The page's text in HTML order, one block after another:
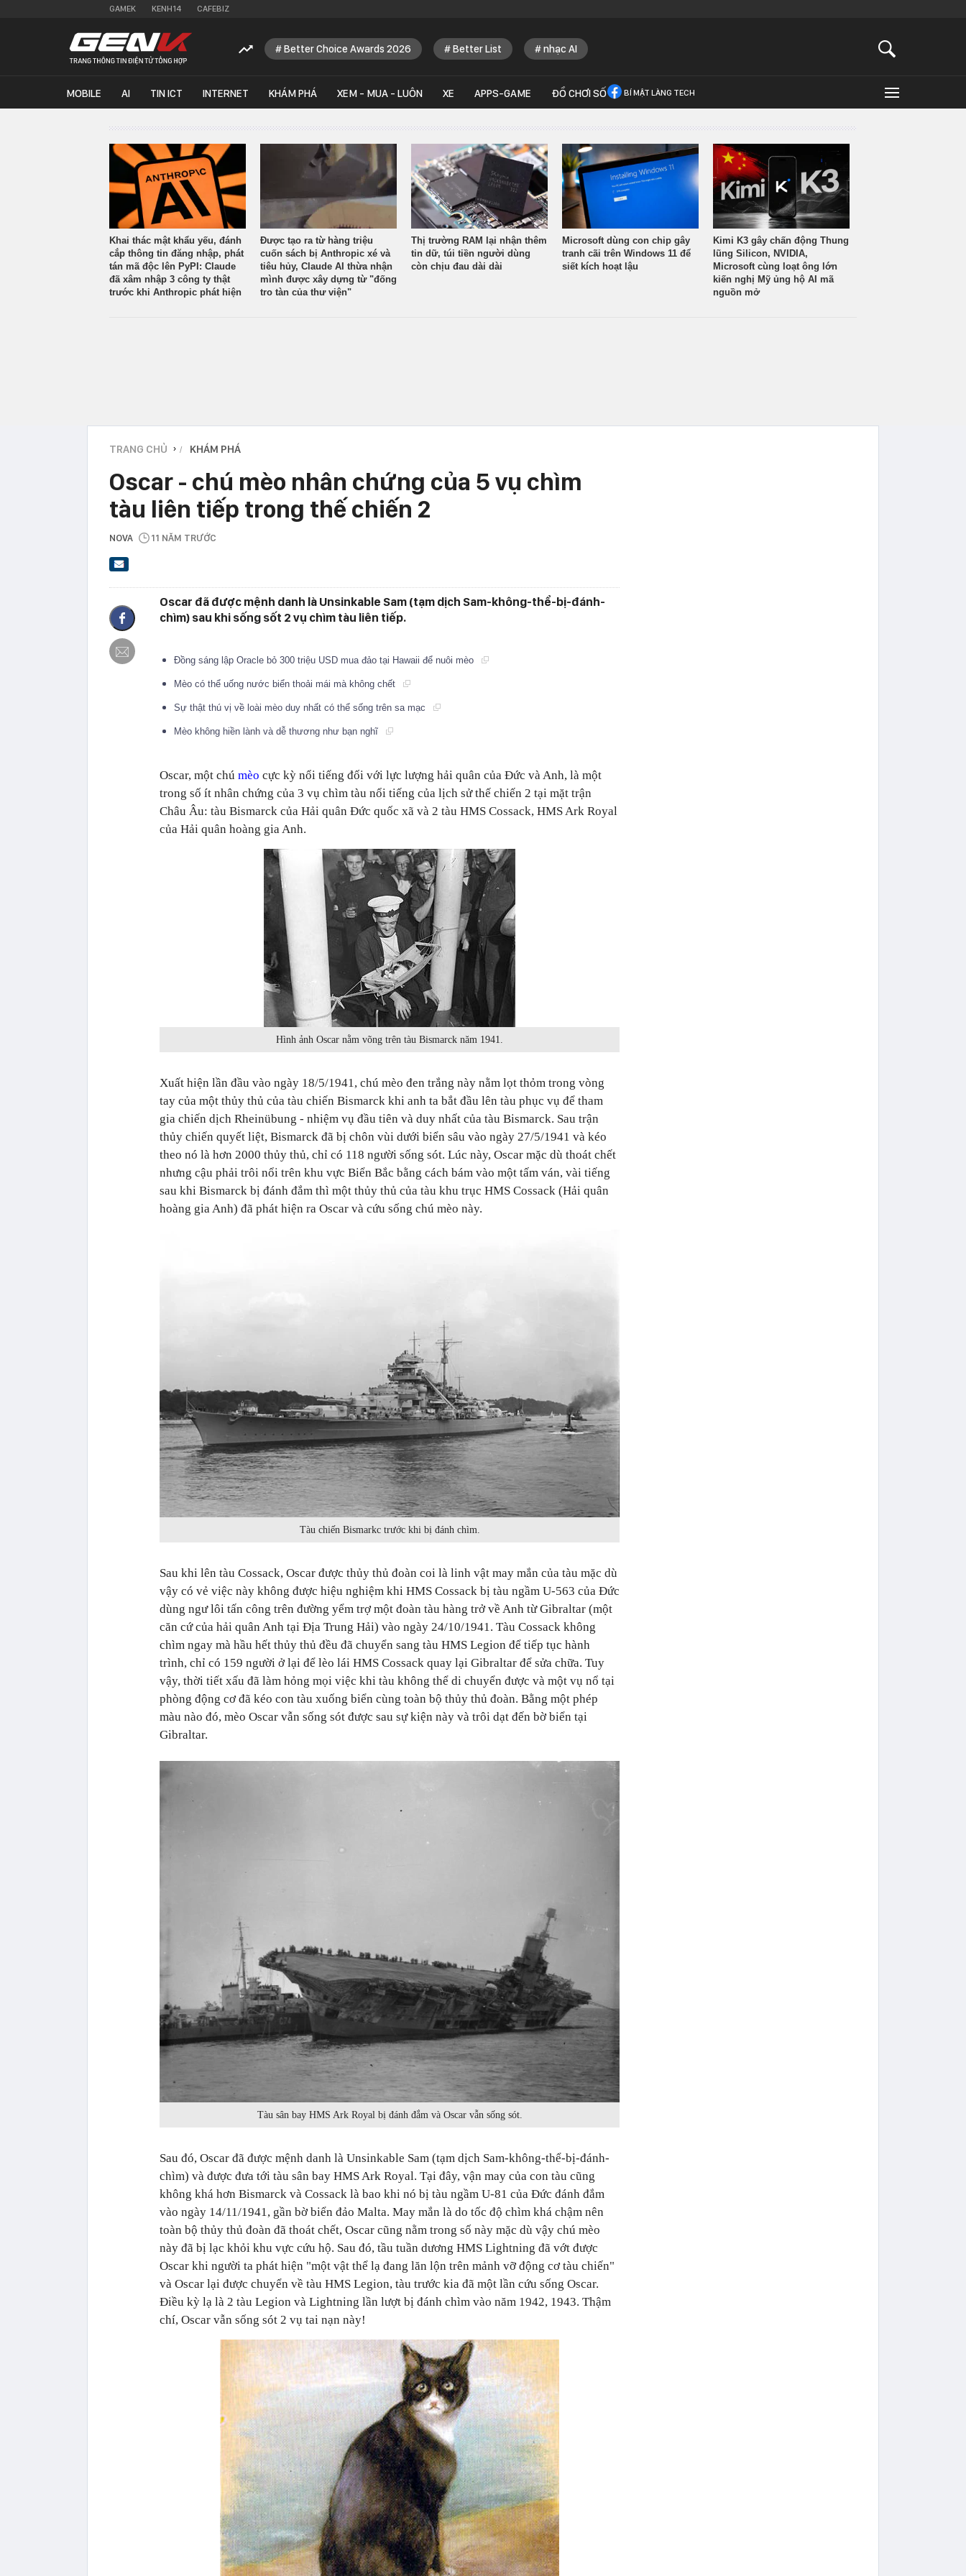
GAMEK KENH14 CAFEBIZ
Better Choice Awards 2026 Better List nhạc AI
MOBILE AI TIN ICT INTERNET KHÁM PHÁ XEM - MUA - LUÔN XE APPS-GAME ĐỒ CHƠI SỐ BÍ MẬT LÀNG TECH
Khai thác mật khẩu yếu, đánh
cắp thông tin đăng nhập, phát
tán mã độc lên PyPI: Claude
đã xâm nhập 3 công ty thật
trước khi Anthropic phát hiện
Được tạo ra từ hàng triệu
cuốn sách bị Anthropic xé và
tiêu hủy, Claude AI thừa nhận
mình được xây dựng từ "đống
tro tàn của thư viện"
Thị trường RAM lại nhận thêm
tin dữ, túi tiền người dùng
còn chịu đau dài dài
Microsoft dùng con chip gây
tranh cãi trên Windows 11 để
siết kích hoạt lậu
Kimi K3 gây chấn động Thung
lũng Silicon, NVIDIA,
Microsoft cùng loạt ông lớn
kiến nghị Mỹ ủng hộ AI mã
nguồn mở
TRANG CHỦ › KHÁM PHÁ
Oscar - chú mèo nhân chứng của 5 vụ chìm
tàu liên tiếp trong thế chiến 2
NOVA 11 NĂM TRƯỚC
Oscar đã được mệnh danh là Unsinkable Sam (tạm dịch Sam-không-thể-bị-đánh-
chìm) sau khi sống sốt 2 vụ chìm tàu liên tiếp.
Đồng sáng lập Oracle bỏ 300 triệu USD mua đảo tại Hawaii để nuôi mèo
Mèo có thể uống nước biển thoải mái mà không chết
Sự thật thú vị về loài mèo duy nhất có thể sống trên sa mạc
Mèo không hiền lành và dễ thương như bạn nghĩ
Oscar, một chú mèo cực kỳ nổi tiếng đối với lực lượng hải quân của Đức và Anh, là một
trong số ít nhân chứng của 3 vụ chìm tàu nổi tiếng của lịch sử thế chiến 2 tại mặt trận
Châu Âu: tàu Bismarck của Hải quân Đức quốc xã và 2 tàu HMS Cossack, HMS Ark Royal
của Hải quân hoàng gia Anh.
Hình ảnh Oscar nằm võng trên tàu Bismarck năm 1941.
Xuất hiện lần đầu vào ngày 18/5/1941, chú mèo đen trắng này nằm lọt thỏm trong vòng
tay của một thủy thủ của tàu chiến Bismarck khi anh ta bắt đầu lên tàu phục vụ để tham
gia chiến dịch Rheinübung - nhiệm vụ đầu tiên và duy nhất của tàu Bismarck. Sau trận
thủy chiến quyết liệt, Bismarck đã bị chôn vùi dưới biển sâu vào ngày 27/5/1941 và kéo
theo nó là hơn 2000 thủy thủ, chỉ có 118 người sống sót. Lúc này, Oscar mặc dù thoát chết
nhưng cậu phải trôi nổi trên khu vực Biển Bắc bằng cách bám vào một tấm ván, vài tiếng
sau khi Bismarck bị đánh đắm thì một thủy thủ của tàu khu trục HMS Cossack (Hải quân
hoàng gia Anh) đã phát hiện ra Oscar và cứu sống chú mèo này.
Tàu chiến Bismarkc trước khi bị đánh chìm.
Sau khi lên tàu Cossack, Oscar được thủy thủ đoàn coi là linh vật may mắn của tàu mặc dù
vậy có vẻ việc này không được hiệu nghiệm khi HMS Cossack bị tàu ngầm U-563 của Đức
dùng ngư lôi tấn công trên đường yểm trợ một đoàn tàu hàng trở về Anh từ Gibraltar (một
căn cứ của hải quân Anh tại Địa Trung Hải) vào ngày 24/10/1941. Tàu Cossack không
chìm ngay mà hầu hết thủy thủ đều đã chuyển sang tàu HMS Legion để tiếp tục hành
trình, chỉ có 159 người ở lại để lèo lái HMS Cossack quay lại Gibraltar để sửa chữa. Tuy
vậy, thời tiết xấu đã làm hỏng mọi việc khi tàu không thể di chuyển được và một vụ nổ tại
phòng động cơ đã kéo con tàu xuống biển cùng toàn bộ thủy thủ đoàn. Bằng một phép
màu nào đó, mèo Oscar vẫn sống sót được sau sự kiện này và trôi dạt đến bờ biển tại
Gibraltar.
Tàu sân bay HMS Ark Royal bị đánh đắm và Oscar vẫn sống sót.
Sau đó, Oscar đã được mệnh danh là Unsinkable Sam (tạm dịch Sam-không-thể-bị-đánh-
chìm) và được đưa tới tàu sân bay HMS Ark Royal. Tại đây, vận may của con tàu cũng
không khá hơn Bismarck và Cossack là bao khi nó bị tàu ngầm U-81 của Đức đánh đắm
vào ngày 14/11/1941, gần bờ biển đảo Malta. May mắn là do tốc độ chìm khá chậm nên
toàn bộ thủy thủ đoàn đã thoát chết, Oscar cũng nằm trong số này mặc dù vậy chú mèo
này đã bị lạc khỏi khu vực cứu hộ. Sau đó, tầu tuần dương HMS Lightning đã vớt được
Oscar khi người ta phát hiện "một vật thể lạ đang lăn lộn trên mảnh vỡ động cơ tàu chiến"
và Oscar lại được chuyển về tàu HMS Legion, tàu trước kia đã một lần cứu sống Oscar.
Điều kỳ lạ là 2 tàu Legion và Lightning lần lượt bị đánh chìm vào năm 1942, 1943. Thậm
chí, Oscar vẫn sống sót 2 vụ tai nạn này!